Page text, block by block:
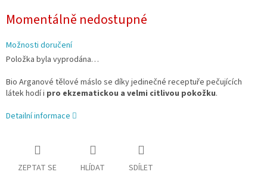
cena:
Momentálně nedostupné
Možnosti doručení
Položka byla vyprodána…
Bio Arganové tělové máslo se díky jedinečné receptuře pečujících
látek hodí i pro ekzematickou a velmi citlivou pokožku.
Detailní informace
ZEPTAT SE HLÍDAT SDÍLET